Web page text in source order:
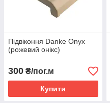
Підвіконня Danke Onyx
(рожевий онікс)
300 ₴/пог.м
Купити